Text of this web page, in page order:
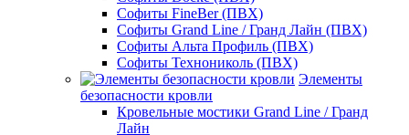
Софиты FineBer (ПВХ)
Софиты Grand Line / Гранд Лайн (ПВХ)
Софиты Альта Профиль (ПВХ)
Софиты Технониколь (ПВХ)
Элементы
безопасности кровли
Кровельные мостики Grand Line / Гранд
Лайн